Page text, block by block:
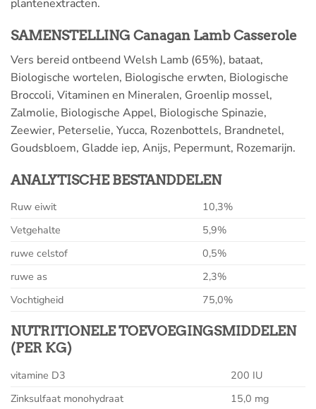
plantenextracten.
SAMENSTELLING Canagan Lamb Casserole
Vers bereid ontbeend Welsh Lamb (65%), bataat,
Biologische wortelen, Biologische erwten, Biologische
Broccoli, Vitaminen en Mineralen, Groenlip mossel,
Zalmolie, Biologische Appel, Biologische Spinazie,
Zeewier, Peterselie, Yucca, Rozenbottels, Brandnetel,
Goudsbloem, Gladde iep, Anijs, Pepermunt, Rozemarijn.
ANALYTISCHE BESTANDDELEN
Ruw eiwit
10,3%
Vetgehalte
5,9%
ruwe celstof
0,5%
ruwe as
2,3%
Vochtigheid
75,0%
NUTRITIONELE TOEVOEGINGSMIDDELEN
(PER KG)
vitamine D3
200 IU
Zinksulfaat monohydraat
15,0 mg